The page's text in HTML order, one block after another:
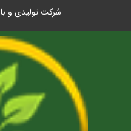
شرکت تولیدی و